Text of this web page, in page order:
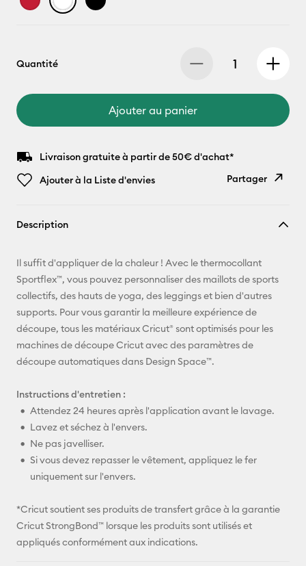
Quantité
Ajouter au panier
Livraison gratuite à partir de 50€ d'achat*
Ajouter à la Liste d'envies
Partager
E-mail
Pinterest
Facebook
Description
Il suffit d'appliquer de la chaleur ! Avec le thermocollant
Sportflex™, vous pouvez personnaliser des maillots de sports
collectifs, des hauts de yoga, des leggings et bien d'autres
supports. Pour vous garantir la meilleure expérience de
découpe, tous les matériaux Cricut® sont optimisés pour les
machines de découpe Cricut avec des paramètres de
découpe automatiques dans Design Space™.
Instructions d'entretien :
Attendez 24 heures après l'application avant le lavage.
Lavez et séchez à l'envers.
Ne pas javelliser.
Si vous devez repasser le vêtement, appliquez le fer
uniquement sur l'envers.
*Cricut soutient ses produits de transfert grâce à la garantie
Cricut StrongBond™ lorsque les produits sont utilisés et
appliqués conformément aux indications.